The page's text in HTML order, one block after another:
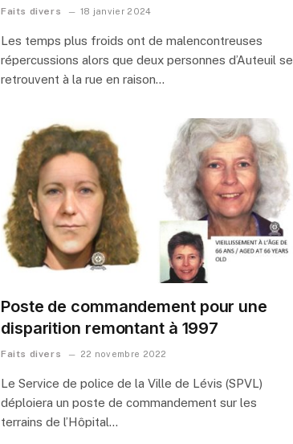
Faits divers 18 janvier 2024
Les temps plus froids ont de malencontreuses
répercussions alors que deux personnes d’Auteuil se
retrouvent à la rue en raison…
Poste de commandement pour une
disparition remontant à 1997
Faits divers 22 novembre 2022
Le Service de police de la Ville de Lévis (SPVL)
déploiera un poste de commandement sur les
terrains de l’Hôpital…